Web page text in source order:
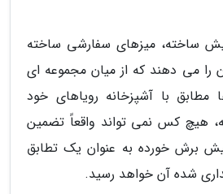
ساخته، میزهای سفارشی ساخته
را می دهند که از میان مجموعه ای
با آشپزخانه رویاهای خود
هیچ کس نمی تواند واقعاً تضمین
برش خورده به عنوان یک تطابق
شده آن خواهد رسید.